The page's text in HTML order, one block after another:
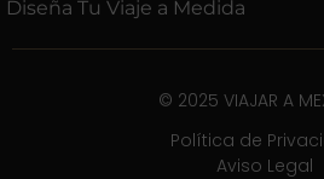
Diseña Tu Viaje a Medida
© 2025 VIAJAR A
Política de
Aviso Legal